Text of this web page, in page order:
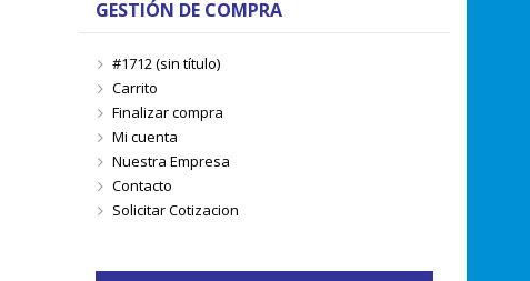
GESTIÓN DE COMPRA
#1712 (sin título)
Carrito
Finalizar compra
Mi cuenta
Nuestra Empresa
Contacto
Solicitar Cotizacion